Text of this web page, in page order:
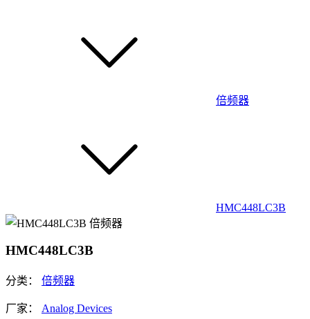
倍频器
HMC448LC3B
HMC448LC3B
分类： 倍频器
厂家： Analog Devices